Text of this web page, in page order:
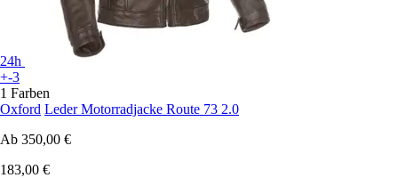
24h
+-3
1 Farben
Oxford Leder Motorradjacke Route 73 2.0
Ab 350,00 €
183,00 €